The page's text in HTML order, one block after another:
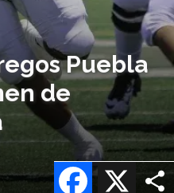
Puebla
de
X
Facebook